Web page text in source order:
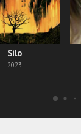
Silo
2023